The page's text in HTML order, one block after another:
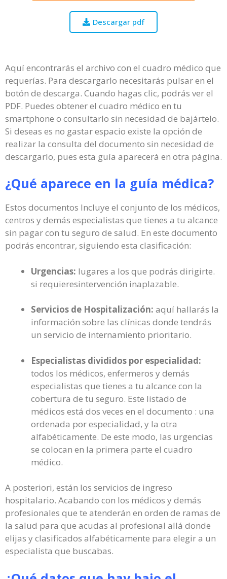
Descargar pdf
Aquí encontrarás el archivo con el cuadro médico que
requerías. Para descargarlo necesitarás pulsar en el
botón de descarga. Cuando hagas clic, podrás ver el
PDF. Puedes obtener el cuadro médico en tu
smartphone o consultarlo sin necesidad de bajártelo.
Si deseas es no gastar espacio existe la opción de
realizar la consulta del documento sin necesidad de
descargarlo, pues esta guía aparecerá en otra página.
¿Qué aparece en la guía médica?
Estos documentos Incluye el conjunto de los médicos,
centros y demás especialistas que tienes a tu alcance
sin pagar con tu seguro de salud. En este documento
podrás encontrar, siguiendo esta clasificación:
Urgencias: lugares a los que podrás dirigirte.
si requieresintervención inaplazable.
Servicios de Hospitalización: aquí hallarás la
información sobre las clínicas donde tendrás
un servicio de internamiento prioritario.
Especialistas divididos por especialidad:
todos los médicos, enfermeros y demás
especialistas que tienes a tu alcance con la
cobertura de tu seguro. Este listado de
médicos está dos veces en el documento : una
ordenada por especialidad, y la otra
alfabéticamente. De este modo, las urgencias
se colocan en la primera parte el cuadro
médico.
A posteriori, están los servicios de ingreso
hospitalario. Acabando con los médicos y demás
profesionales que te atenderán en orden de ramas de
la salud para que acudas al profesional allá donde
elijas y clasificados alfabéticamente para elegir a un
especialista que buscabas.